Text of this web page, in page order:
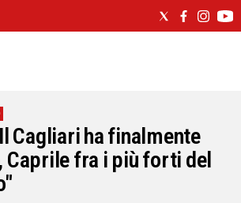
Cagliari ha finalmente
Caprile fra i più forti del